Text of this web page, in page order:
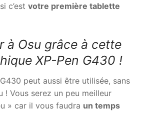
c’est votre première tablette
à Osu grâce à cette
XP-Pen G430 !
peut aussi être utilisée, sans
! Vous serez un peu meilleur
» car il vous faudra un temps